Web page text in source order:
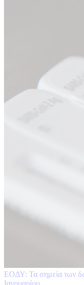
ΕΟΔΥ: Τα σημεία των